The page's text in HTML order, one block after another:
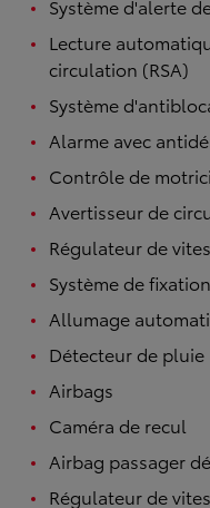
Système d'alerte
Lecture
circulation (RSA)
Système
Alarme avec
Contrôle de
Avertisseur de
Régulateur de
Système de
Allumage
Détecteur de pluie
Airbags
Caméra de recul
Airbag passager
Régulateur de